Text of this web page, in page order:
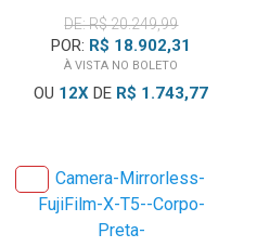
DE: R$ 20.249,99
POR: R$ 18.902,31
À VISTA NO BOLETO
OU 12X DE R$ 1.743,77